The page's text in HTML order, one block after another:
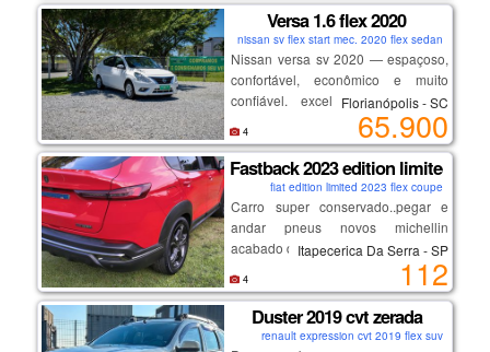
Versa 1.6 flex 2020
nissan sv flex start mec. 2020 flex sedan
Nissan versa sv 2020 — espaçoso,
confortável, econômico e muito
confiável. excelente opção para
família, aplicativo ou quem busca
um sedã completo com baixo custo
de manutenção.
destaques:
motor 1.6 forte e econômico
excelente espaço interno e porta-
malas
conforto e dirigibilidade
manutenção em dia
carro impecável, sem detalhes
Florianópolis - SC
65.900
4
Fastback 2023 edition limited
fiat edition limited 2023 flex coupe
Carro super conservado..pegar e
andar pneus novos michellin
acabado de trocar.
carro de olhar e se apaixonar
aceito troca somente por montana
rsbranca 2024 ou 2025 fora isso
somente venda
Itapecerica Da Serra - SP
112
4
Duster 2019 cvt zerada
renault expression cvt 2019 flex suv